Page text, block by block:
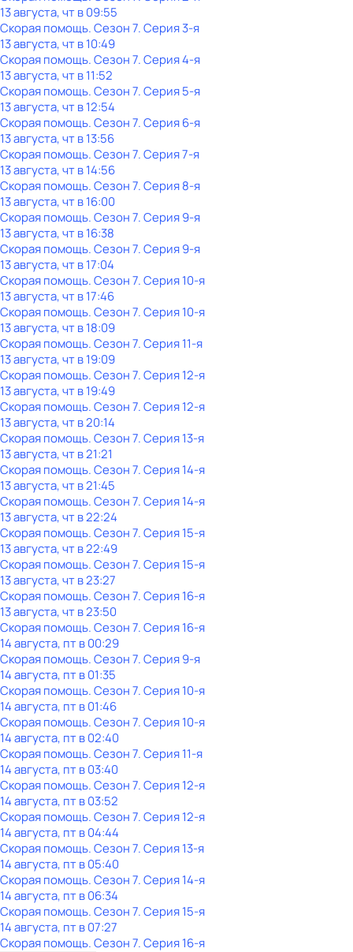
13 августа, чт в 09:55
Скорая помощь. Сезон 7. Серия 3-я
13 августа, чт в 10:49
Скорая помощь. Сезон 7. Серия 4-я
13 августа, чт в 11:52
Скорая помощь. Сезон 7. Серия 5-я
13 августа, чт в 12:54
Скорая помощь. Сезон 7. Серия 6-я
13 августа, чт в 13:56
Скорая помощь. Сезон 7. Серия 7-я
13 августа, чт в 14:56
Скорая помощь. Сезон 7. Серия 8-я
13 августа, чт в 16:00
Скорая помощь. Сезон 7. Серия 9-я
13 августа, чт в 16:38
Скорая помощь. Сезон 7. Серия 9-я
13 августа, чт в 17:04
Скорая помощь. Сезон 7. Серия 10-я
13 августа, чт в 17:46
Скорая помощь. Сезон 7. Серия 10-я
13 августа, чт в 18:09
Скорая помощь. Сезон 7. Серия 11-я
13 августа, чт в 19:09
Скорая помощь. Сезон 7. Серия 12-я
13 августа, чт в 19:49
Скорая помощь. Сезон 7. Серия 12-я
13 августа, чт в 20:14
Скорая помощь. Сезон 7. Серия 13-я
13 августа, чт в 21:21
Скорая помощь. Сезон 7. Серия 14-я
13 августа, чт в 21:45
Скорая помощь. Сезон 7. Серия 14-я
13 августа, чт в 22:24
Скорая помощь. Сезон 7. Серия 15-я
13 августа, чт в 22:49
Скорая помощь. Сезон 7. Серия 15-я
13 августа, чт в 23:27
Скорая помощь. Сезон 7. Серия 16-я
13 августа, чт в 23:50
Скорая помощь. Сезон 7. Серия 16-я
14 августа, пт в 00:29
Скорая помощь. Сезон 7. Серия 9-я
14 августа, пт в 01:35
Скорая помощь. Сезон 7. Серия 10-я
14 августа, пт в 01:46
Скорая помощь. Сезон 7. Серия 10-я
14 августа, пт в 02:40
Скорая помощь. Сезон 7. Серия 11-я
14 августа, пт в 03:40
Скорая помощь. Сезон 7. Серия 12-я
14 августа, пт в 03:52
Скорая помощь. Сезон 7. Серия 12-я
14 августа, пт в 04:44
Скорая помощь. Сезон 7. Серия 13-я
14 августа, пт в 05:40
Скорая помощь. Сезон 7. Серия 14-я
14 августа, пт в 06:34
Скорая помощь. Сезон 7. Серия 15-я
14 августа, пт в 07:27
Скорая помощь. Сезон 7. Серия 16-я